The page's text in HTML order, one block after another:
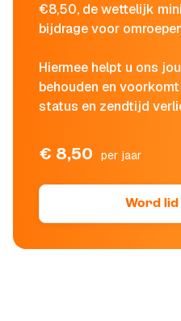
€8,50, de wettelijk
bijdrage voor
Hiermee helpt u ons
behouden en
status en zendtijd
€ 8,50 per jaar
Word lid